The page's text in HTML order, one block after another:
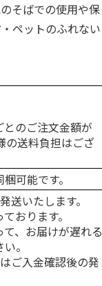
そばでの使用や保
ペットのふれない
のご注文金額が
の送料負担はござ
可能です。
送いたします。
おります。
、お届けが遅れる
。
ご入金確認後の発